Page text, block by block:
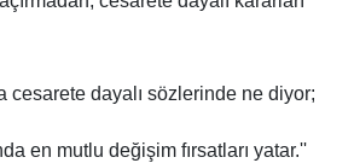
cesarete dayalı sözlerinde ne diyor;
en mutlu değişim fırsatları yatar.''